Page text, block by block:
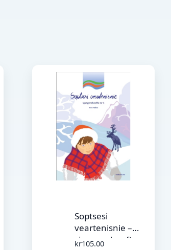
Soptsesi
veartenisnie –
sjangereheefte nr.
kr105.00